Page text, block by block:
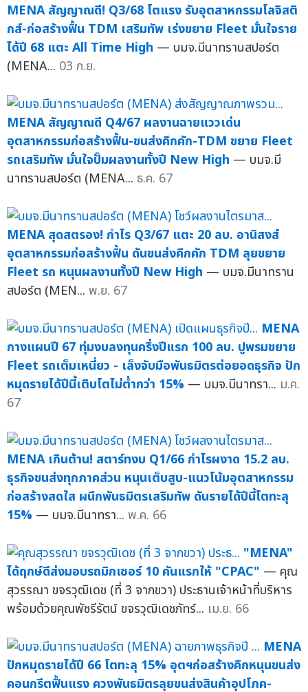
MENA สัญญาณดี! Q3/68 โตแรง รับอุตสาหกรรมโลจิสติ
กส์-ก่อสร้างฟื้น TDM เสริมทัพ เร่งขยาย Fleet มั่นใจราย
ได้ปี 68 แตะ All Time High — บมจ.มีนาทรานสปอร์ต
(MENA... 03 ก.ย.
MENA สัญญาณดี Q4/67 ผลงานฉายแววเด่น
อุตสาหกรรมก่อสร้างฟื้น-ขนส่งคึกคัก-TDM ขยาย Fleet
รถเสริมทัพ มั่นใจปั๊มผลงานทั้งปี New High — บมจ.มี
นาทรานสปอร์ต (MENA... ธ.ค. 67
MENA สุดสตรอง! กำไร Q3/67 แตะ 20 ลบ. อานิสงส์
อุตสาหกรรมก่อสร้างฟื้น ดันขนส่งคึกคัก TDM ลุยขยาย
Fleet รถ หนุนผลงานทั้งปี New High — บมจ.มีนาทราน
สปอร์ต (MEN... พ.ย. 67
MENA
กางแผนปี 67 ทุ่มงบลงทุนครึ่งปีแรก 100 ลบ. ปูพรมขยาย
Fleet รถเต็มเหนี่ยว - เล็งจับมือพันธมิตรต่อยอดธุรกิจ ปัก
หมุดรายได้ปีนี้เติบโตไม่ต่ำกว่า 15% — บมจ.มีนาทรา... ม.ค.
67
MENA เกินต้าน! สตาร์ทงบ Q1/66 กำไรผงาด 15.2 ลบ.
ธุรกิจขนส่งทุกภาคส่วน หนุนเต็บสูบ-แนวโน้มอุตสาหกรรม
ก่อสร้างสดใส ผนึกพันธมิตรเสริมทัพ ดันรายได้ปีนี้โตทะลุ
15% — บมจ.มีนาทรา... พ.ค. 66
"MENA"
ได้ฤกษ์ดีส่งมอบรถมิกเซอร์ 10 คันแรกให้ "CPAC" — คุณ
สุวรรณา ขจรวุฒิเดช (ที่ 3 จากขวา) ประธานเจ้าหน้าที่บริหาร
พร้อมด้วยคุณพัชรีรัตน์ ขจรวุฒิเดชภัทร์... เม.ย. 66
MENA
ปักหมุดรายได้ปี 66 โตทะลุ 15% อุตฯก่อสร้างคึกหนุนขนส่ง
คอนกรีตฟื้นแรง ควงพันธมิตรลุยขนส่งสินค้าอุปโภค-